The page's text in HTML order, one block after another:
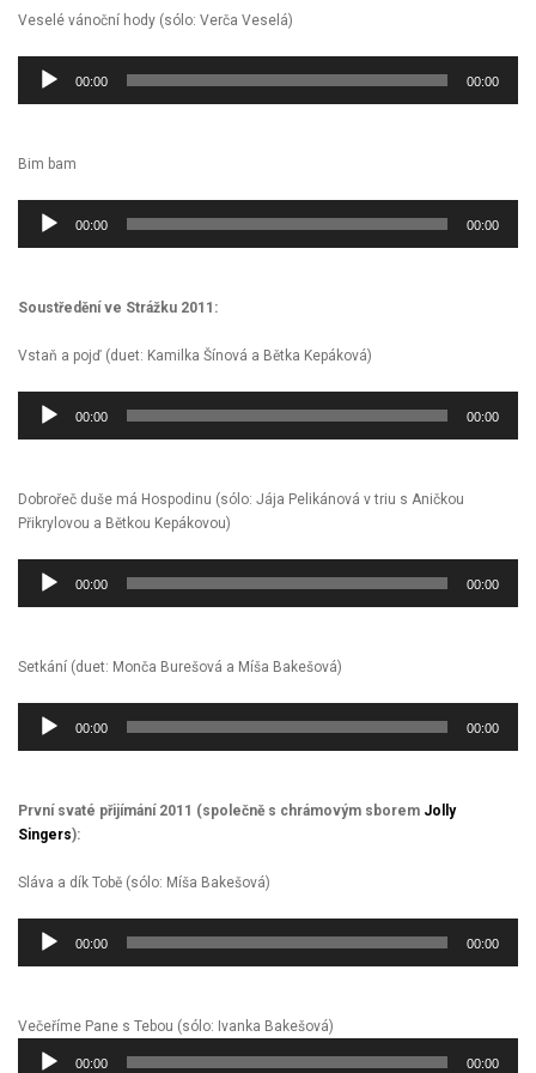
Veselé vánoční hody (sólo: Verča Veselá)
Audio
přehrávač
00:00 00:00
Bim bam
Audio
přehrávač
00:00 00:00
Soustředění ve Strážku 2011:
Vstaň a pojď (duet: Kamilka Šínová a Bětka Kepáková)
Audio
přehrávač
00:00 00:00
Dobrořeč duše má Hospodinu (sólo: Jája Pelikánová v triu s Aničkou
Přikrylovou a Bětkou Kepákovou)
Audio
přehrávač
00:00 00:00
Setkání (duet: Monča Burešová a Míša Bakešová)
Audio
přehrávač
00:00 00:00
První svaté přijímání 2011 (společně s chrámovým sborem Jolly
Singers):
Sláva a dík Tobě (sólo: Míša Bakešová)
Audio
přehrávač
00:00 00:00
Večeříme Pane s Tebou (sólo: Ivanka Bakešová)
Audio
00:00 00:00